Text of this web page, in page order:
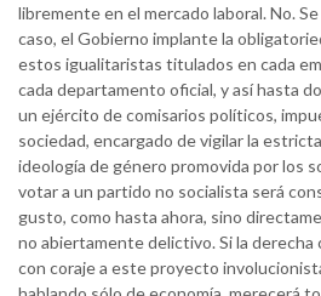
libremente en el mercado laboral. No.
caso, el Gobierno implante la
estos igualitaristas titulados en cada
cada departamento oficial, y así hasta
un ejército de comisarios políticos,
sociedad, encargado de vigilar la
ideología de género promovida por los
votar a un partido no socialista será
gusto, como hasta ahora, sino
no abiertamente delictivo. Si la
con coraje a este proyecto